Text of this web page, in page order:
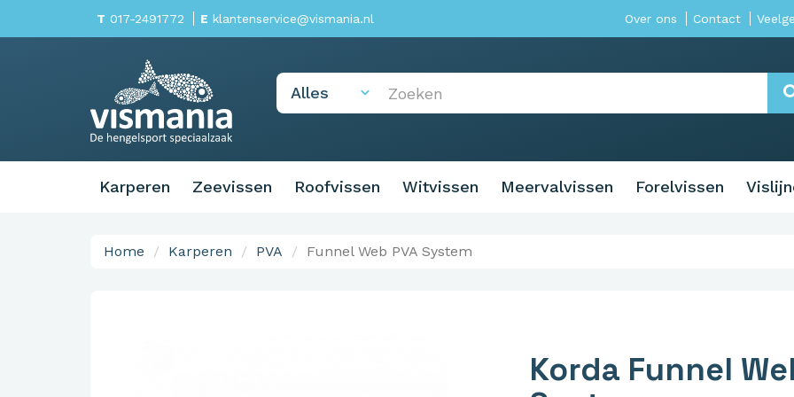
T 017-2491772 E klantenservice@vismania.nl Over ons Contact
Karperen Zeevissen Roofvissen Witvissen Meervalvissen Forelvissen
Home Karperen PVA Funnel Web PVA System
Korda Funnel